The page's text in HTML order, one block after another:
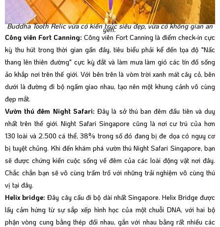
Buddha Tooth Relic vừa có kiến trúc siêu đẹp, vừa có không gian an
yên.
Công viên Fort Canning:Công viên Fort Canning là điểm check-in cực
kỳ thu hút trong thời gian gần đây, tiêu biểu phải kể đến tọa độ "Nấc
thang lên thiên đường" cực kỳ đắt và làm mưa làm gió các tín đồ sống
ảo khắp nơi trên thế giới. Với bên trên là vòm trời xanh mát cây cỏ, bên
dưới là đường đi bộ ngầm giao nhau, tạo nên một khung cảnh vô cùng
đẹp mắt.
Vườn thú đêm Night Safari: Đây là sở thú ban đêm đầu tiên và duy
nhất trên thế giới. Night Safari Singapore cũng là nơi cư trú của hơn
130 loài và 2.500 cá thể, 38% trong số đó đang bị đe dọa có nguy cơ
bị tuyệt chủng. Khi đến khám phá vườn thú Night Safari Singapore, bạn
sẽ được chứng kiến cuộc sống về đêm của các loài động vật nơi đây.
Chắc chắn bạn sẽ vô cùng trầm trồ với những trải nghiệm vô cùng thú
vị tại đây.
Helix bridge: Đây cây cầu đi bộ dài nhất Singapore. Helix Bridge được
lấy cảm hứng từ sự sắp xếp hình học của một chuỗi DNA, với hai bộ
phận vòng cung bằng thép đối nhau, gắn với nhau bằng rất nhiều các